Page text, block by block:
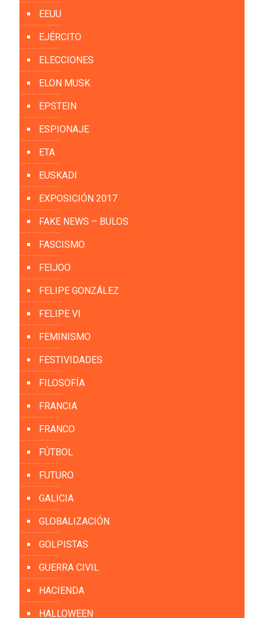
EEUU
EJÉRCITO
ELECCIONES
ELON MUSK
EPSTEIN
ESPIONAJE
ETA
EUSKADI
EXPOSICIÓN 2017
FAKE NEWS – BULOS
FASCISMO
FEIJOO
FELIPE GONZÁLEZ
FELIPE VI
FEMINISMO
FESTIVIDADES
FILOSOFÍA
FRANCIA
FRANCO
FÚTBOL
FUTURO
GALICIA
GLOBALIZACIÓN
GOLPISTAS
GUERRA CIVIL
HACIENDA
HALLOWEEN